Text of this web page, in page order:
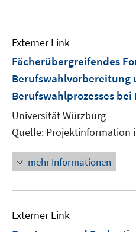
Externer Link
Fächerübergreifendes
Berufswahlvorbereitung
Berufswahlprozesses
Universität Würzburg
Quelle: Projektinformation
mehr Informationen
Externer Link